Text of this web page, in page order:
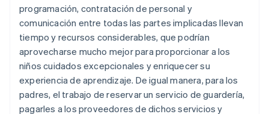
programación, contratación de personal y
comunicación entre todas las partes implicadas llevan
tiempo y recursos considerables, que podrían
aprovecharse mucho mejor para proporcionar a los
niños cuidados excepcionales y enriquecer su
experiencia de aprendizaje. De igual manera, para los
padres, el trabajo de reservar un servicio de guardería,
pagarles a los proveedores de dichos servicios y